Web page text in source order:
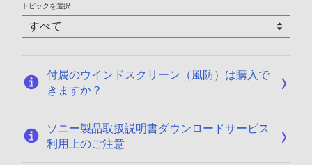
/
1
トピックを選択
付属のウインドスクリーン（風防）は購入で
きますか？
ソニー製品取扱説明書ダウンロードサービス
利用上のご注意